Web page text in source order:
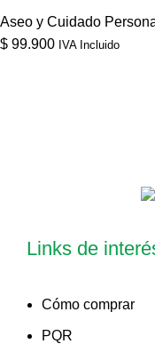
Aseo y Cuidado
$ 99.900 IVA Incluido
Links de
Cómo comprar
PQR